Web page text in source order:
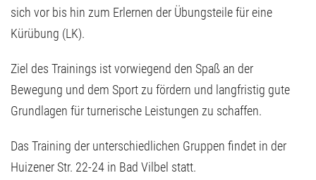
sich vor bis hin zum Erlernen der Übungsteile für eine
Kürübung (LK).
Ziel des Trainings ist vorwiegend den Spaß an der
Bewegung und dem Sport zu fördern und langfristig gute
Grundlagen für turnerische Leistungen zu schaffen.
Das Training der unterschiedlichen Gruppen findet in der
Huizener Str. 22-24 in Bad Vilbel statt.